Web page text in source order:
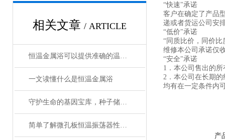
相关文章 / ARTICLE
恒温金属浴可以提供准确的温度控制和恒温条件
一文读懂什么是恒温金属浴
守护生命的基因宝库，种子储藏柜使用事项详解
简单了解微孔板恒温振荡器性能优势
“快速"承诺
客户在确定了产品
递或者货运公司安
“低价"承诺
“同质比价，同价
维修本公司承诺仅
“安全"承诺
1．本公司售出的
2．本公司在长期
均有在一定条件内
产